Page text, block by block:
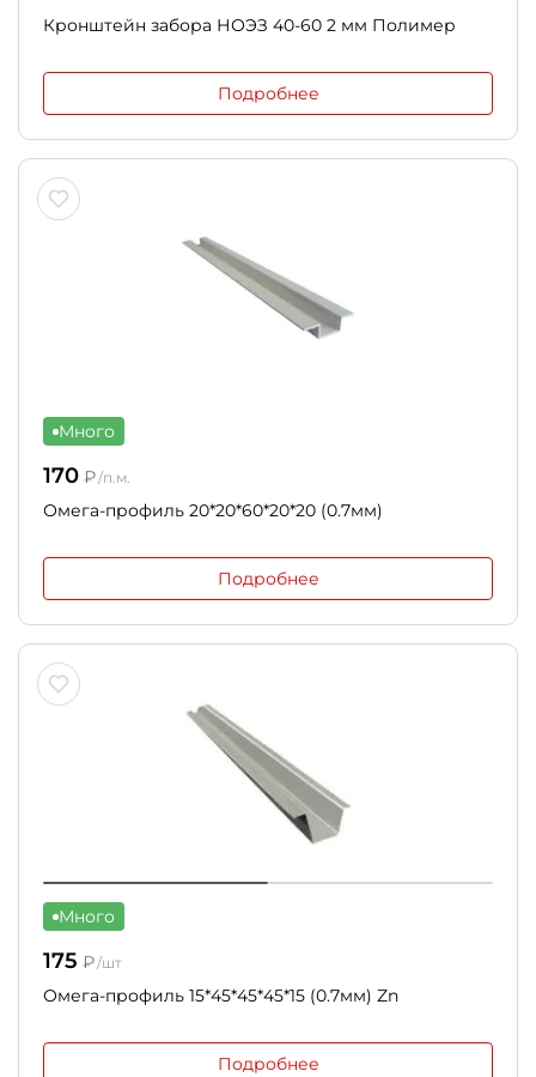
Кронштейн забора НОЭЗ 40-60 2 мм Полимер
Подробнее
Много
170 ₽/п.м.
Омега-профиль 20*20*60*20*20 (0.7мм)
Подробнее
Много
175 ₽/шт
Омега-профиль 15*45*45*45*15 (0.7мм) Zn
Подробнее